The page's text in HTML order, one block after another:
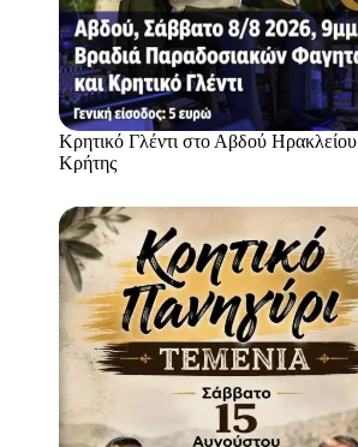
Κρητικό Γλέντι στο Αβδού Ηρακλείου
Κρήτης